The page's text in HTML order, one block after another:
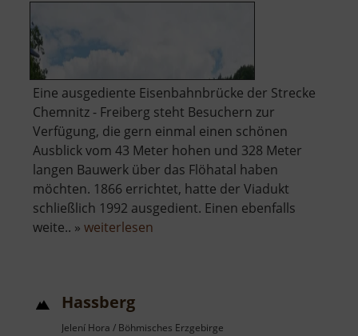
Eine ausgediente Eisenbahnbrücke der Strecke
Chemnitz - Freiberg steht Besuchern zur
Verfügung, die gern einmal einen schönen
Ausblick vom 43 Meter hohen und 328 Meter
langen Bauwerk über das Flöhatal haben
möchten. 1866 errichtet, hatte der Viadukt
schließlich 1992 ausgedient. Einen ebenfalls
weite.. » weiterlesen
Hassberg
Jelení Hora / Böhmisches Erzgebirge